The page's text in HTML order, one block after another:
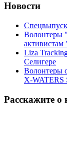
Новости
Волонтеры
Liza
Селигере
Волонтеры
X-WATERS
Расскажите о